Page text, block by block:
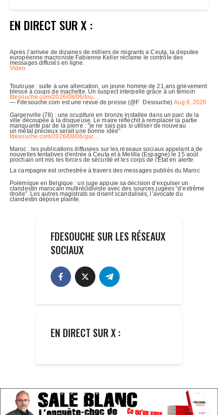
EN DIRECT SUR X :
FDESOUCHE SUR LES RÉSEAUX
SOCIAUX
EN DIRECT SUR X :